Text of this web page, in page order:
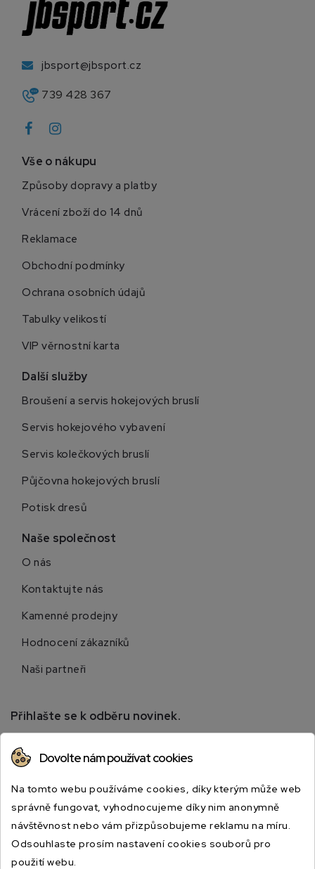
jbsport@jbsport.cz
739 428 367
Vše o nákupu
Způsoby dopravy a platby
Vrácení zboží do 14 dnů
Reklamace
Obchodní podmínky
Ochrana osobních údajů
Tabulky velikostí
VIP věrnostní karta
Další služby
Broušení a servis hokejových bruslí
Servis hokejového vybavení
Servis kolečkových bruslí
Půjčovna hokejových bruslí
Potisk dresů
Naše společnost
O nás
Kontaktujte nás
Kamenné prodejny
Hodnocení zákazníků
Naši partneři
Přihlašte se k odběru novinek.
speciálních slevách.
Dovolte nám používat cookies
Na tomto webu používáme cookies, díky kterým může web
správně fungovat, vyhodnocujeme díky nim anonymně
návštěvnost nebo vám přizpůsobujeme reklamu na míru.
Odsouhlaste prosím nastavení cookies souborů pro
použití webu.